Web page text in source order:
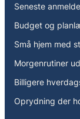
Seneste
Budget og
Små hjem med
Morgenrutiner
Billigere
Oprydning der